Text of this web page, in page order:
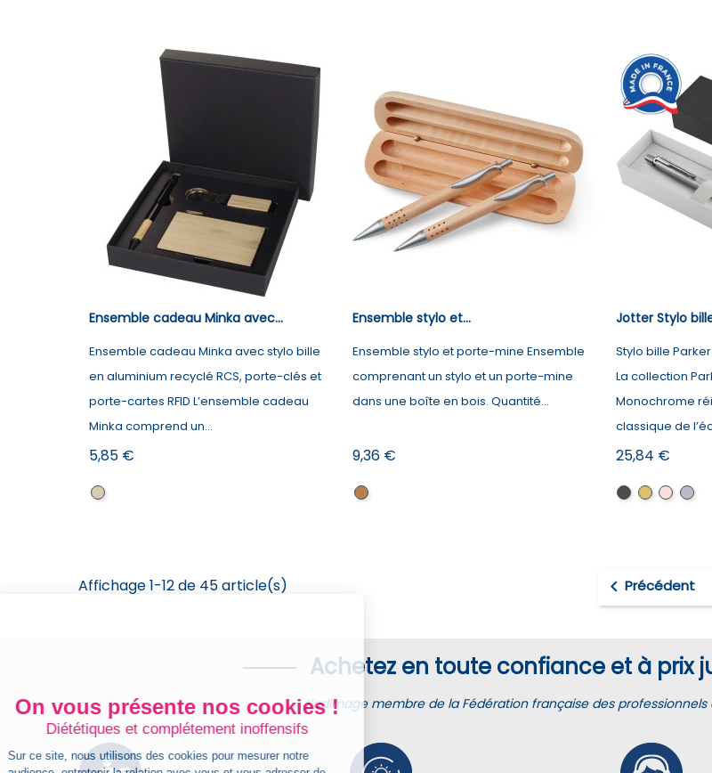
Ensemble cadeau Minka avec...
Ensemble cadeau Minka avec stylo bille
en aluminium recyclé RCS, porte-clés et
porte-cartes RFID L’ensemble cadeau
Minka comprend un...
Prix
5,85 €
Naturel
Ensemble stylo et...
Ensemble stylo et porte-mine Ensemble
comprenant un stylo et un porte-mine
dans une boîte en bois. Quantité...
Prix
9,36 €
Bois
Jotter Stylo bille
Stylo bille
La collection
Monochrome
classique de
Prix
25,84 €
NoirDoré
Or Acier
Affichage 1-12 de 45 article(s)  Précédent
Achetez en toute confiance et à prix
Kadimage membre de la Fédération française des
On vous présente nos cookies !
Diététiques et complétement inoffensifs
Sur ce site, nous utilisons des cookies pour mesurer notre